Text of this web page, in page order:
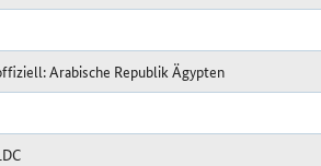
Arabische Republik Ägypten